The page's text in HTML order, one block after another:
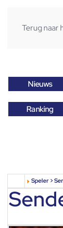
Terug naar
Nieuws
Ranking
Speler >